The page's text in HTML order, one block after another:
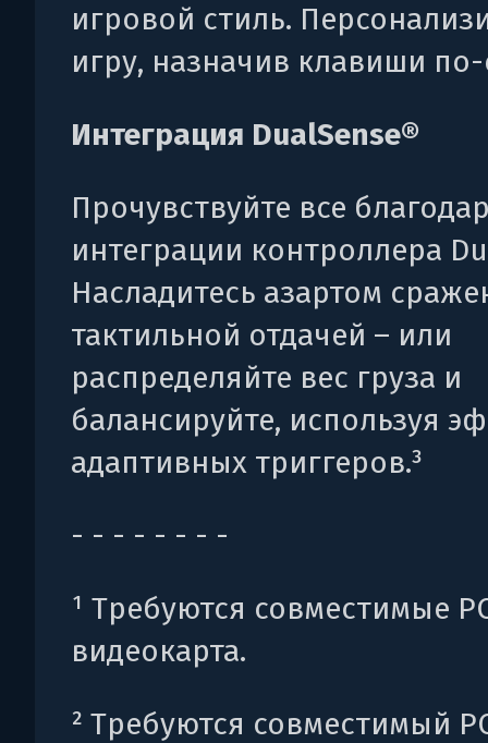
игровой стиль.
игру, назначив клавиши
Интеграция DualSense®
Прочувствуйте все
интеграции контроллера
Насладитесь азартом
тактильной отдачей – или
распределяйте вес груза и
балансируйте, используя
адаптивных триггеров.³
- - - - - - - -
¹ Требуются совместимые
видеокарта.
² Требуются совместимый